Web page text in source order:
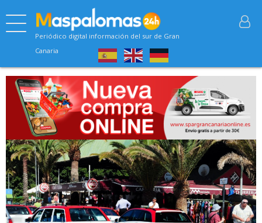
Periódico digital información del sur de Gran
Canaria